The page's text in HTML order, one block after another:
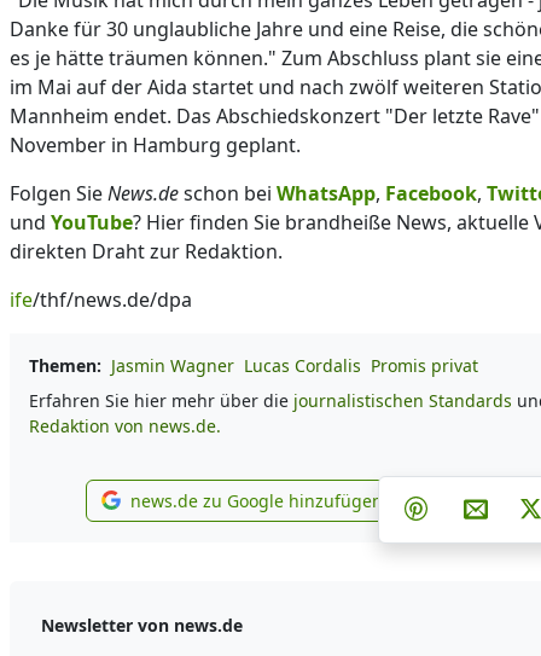
Danke für 30 unglaubliche Jahre und eine Reise, die
es je hätte träumen können." Zum Abschluss plant sie
im Mai auf der Aida startet und nach zwölf weiteren
Mannheim endet. Das Abschiedskonzert "Der letzte
November in Hamburg geplant.
Folgen SieNews.deschon bei WhatsApp, Facebook,
und YouTube? Hier finden Sie brandheiße News, aktuelle
direkten Draht zur Redaktion.
ife/thf/news.de/dpa
Themen: Jasmin Wagner Lucas Cordalis Promis privat
Erfahren Sie hier mehr über die journalistischen Standards
Redaktion von news.de.
news.de zu Google hinzufügen
news.de zu Google hinzufügen Teilen auf
Teilen auf
Per
Newsletter von news.de